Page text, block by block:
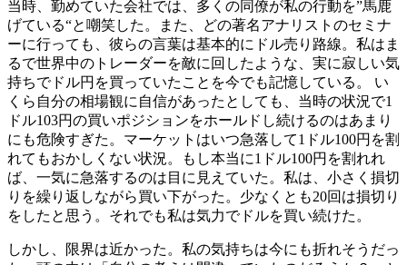
当時、勤めていた会社では、多くの同僚が私の行動を”馬鹿
げている“と嘲笑した。また、どの著名アナリストのセミナ
ーに行っても、彼らの言葉は基本的にドル売り路線。私はま
るで世界中のトレーダーを敵に回したような、実に寂しい気
持ちでドル円を買っていたことを今でも記憶している。 い
くら自分の相場観に自信があったとしても、当時の状況で1
ドル103円の買いポジションをホールドし続けるのはあまり
にも危険すぎた。マーケットはいつ急落して1ドル100円を割
れてもおかしくない状況。もし本当に1ドル100円を割れれ
ば、一気に急落するのは目に見えていた。私は、小さく損切
りを繰り返しながら買い下がった。少なくとも20回は損切り
をしたと思う。それでも私は気力でドルを買い続けた。
しかし、限界は近かった。私の気持ちは今にも折れそうだっ